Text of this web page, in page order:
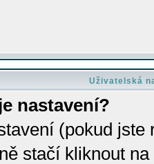
Uživatelská
nastavení?
(pokud
stačí kliknout